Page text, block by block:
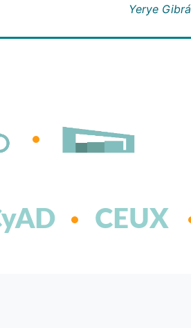
Yerye
CEUX